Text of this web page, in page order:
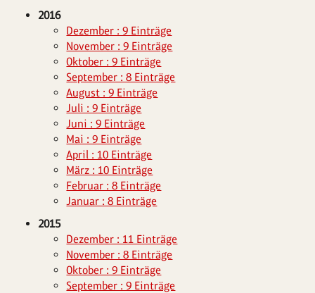
2016
Dezember : 9 Einträge
November : 9 Einträge
Oktober : 9 Einträge
September : 8 Einträge
August : 9 Einträge
Juli : 9 Einträge
Juni : 9 Einträge
Mai : 9 Einträge
April : 10 Einträge
März : 10 Einträge
Februar : 8 Einträge
Januar : 8 Einträge
2015
Dezember : 11 Einträge
November : 8 Einträge
Oktober : 9 Einträge
September : 9 Einträge